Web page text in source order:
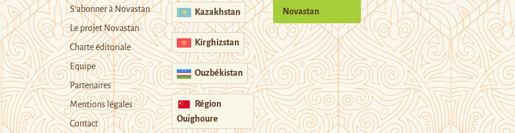
S’abonner à Novastan
Le projet Novastan
Charte éditoriale
Equipe
Partenaires
Mentions légales
Contact
Kazakhstan
Kirghizstan
Ouzbékistan
Région
Ouïghoure
Novastan